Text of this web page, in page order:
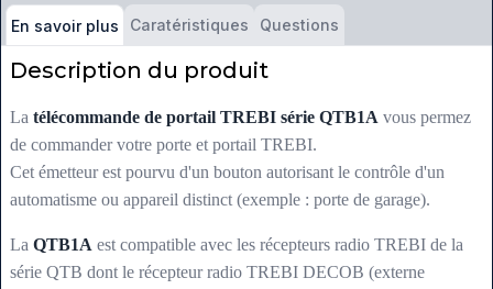
En savoir plus Caratéristiques Questions
Description du produit
La télécommande de portail TREBI série QTB1A vous permez
de commander votre porte et portail TREBI.
Cet émetteur est pourvu d'un bouton autorisant le contrôle d'un
automatisme ou appareil distinct (exemple : porte de garage).
La QTB1A est compatible avec les récepteurs radio TREBI de la
série QTB dont le récepteur radio TREBI DECOB (externe